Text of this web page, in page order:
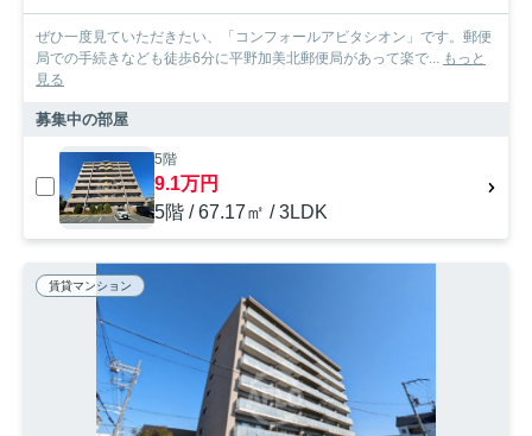
ぜひ一度見ていただきたい、「コンフォールアビタシオン」です。郵便
局での手続きなども徒歩6分に平野加美北郵便局があって楽で... もっと
見る
募集中の部屋
5階
9.1万円
5階 / 67.17㎡ / 3LDK
賃貸マンション